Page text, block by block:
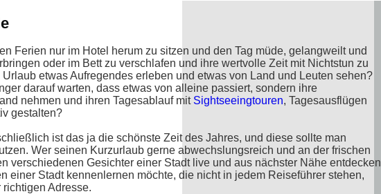
Ferien nur im Hotel herum zu sitzen und den Tag müde, gelangweilt und
oder im Bett zu verschlafen und ihre wertvolle Zeit mit Nichtstun zu
etwas Aufregendes erleben und etwas von Land und Leuten sehen?
darauf warten, dass etwas von alleine passiert, sondern ihre
nehmen und ihren Tagesablauf mit Sightseeingtouren, Tagesausflügen
gestalten?
ist das ja die schönste Zeit des Jahres, und diese sollte man
Wer seinen Kurzurlaub gerne abwechslungsreich und an der frischen
verschiedenen Gesichter einer Stadt live und aus nächster Nähe entdecken
einer Stadt kennenlernen möchte, die nicht in jedem Reiseführer stehen,
Adresse.